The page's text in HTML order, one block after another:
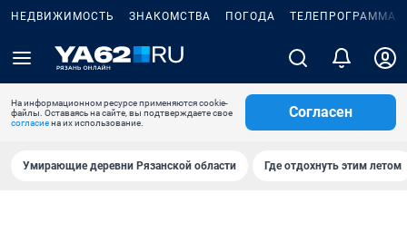
НЕДВИЖИМОСТЬ ЗНАКОМСТВА ПОГОДА ТЕЛЕПРОГРАММА
На информационном ресурсе применяются cookie-
файлы. Оставаясь на сайте, вы подтверждаете свое
согласиена их использование.
Согласен
Умирающие деревни Рязанской области Где отдохнуть этим летом